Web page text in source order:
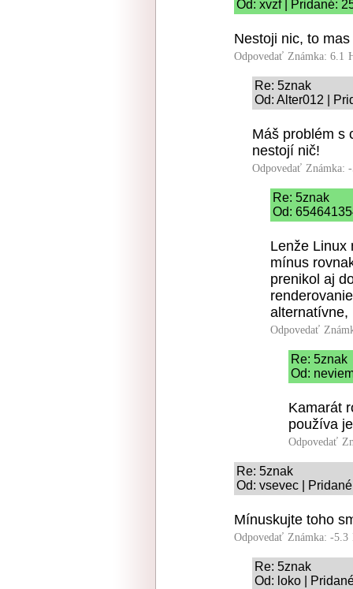
Od: xvzf | Pridané:
Nestoji nic, to
Odpovedať Známka: 6.1
Re: 5znak
Od: Alter012 |
Máš problém s
nestojí nič!
Odpovedať Známka:
Re: 5znak
Od:
Lenže Linux
mínus
prenikol aj
alternatívne,
Odpovedať
Re: 5znak
Od:
Kamarát
používa
Odpovedať
Re: 5znak
Od: vsevec |
Mínuskujte toho
Odpovedať Známka: -5.3
Re: 5znak
Od: loko |